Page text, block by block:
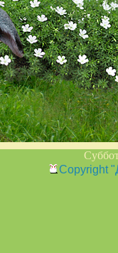
Copyright